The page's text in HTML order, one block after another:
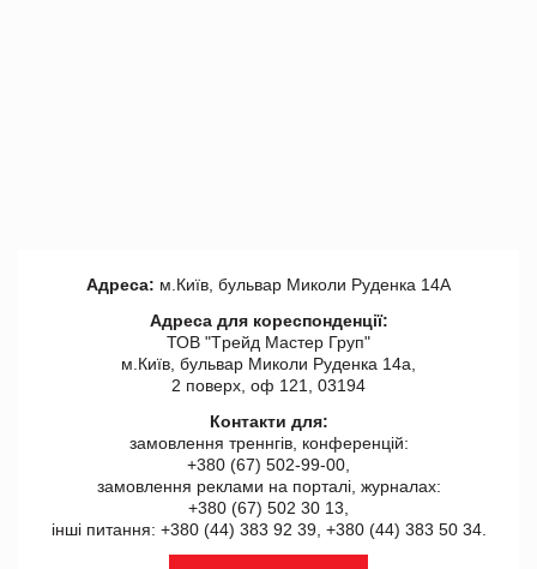
Адреса: м.Київ, бульвар Миколи Руденка 14А
Адреса для кореспонденції:
ТОВ "Tрейд Мастер Груп"
м.Київ, бульвар Миколи Руденка 14а,
2 поверх, оф 121, 03194
Контакти для:
замовлення треннгів, конференцій:
+380 (67) 502-99-00,
замовлення реклами на порталі, журналах:
+380 (67) 502 30 13,
інші питання: +380 (44) 383 92 39, +380 (44) 383 50 34.